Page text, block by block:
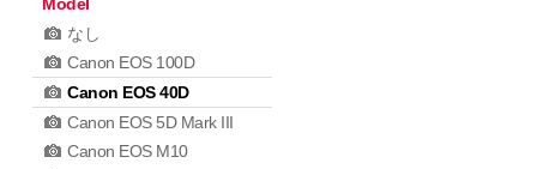
なし
Canon EOS 100D
Canon EOS 40D
Canon EOS 5D Mark III
Canon EOS M10